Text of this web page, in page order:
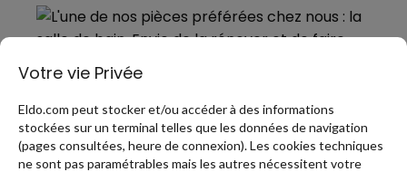
Votre vie Privée
Eldo.com peut stocker et/ou accéder à des informations
stockées sur un terminal telles que les données de navigation
(pages consultées, heure de connexion). Les cookies techniques
ne sont pas paramétrables mais les autres nécessitent votre